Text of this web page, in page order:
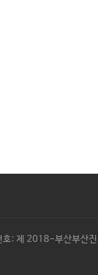
: 제 2018-부산부산